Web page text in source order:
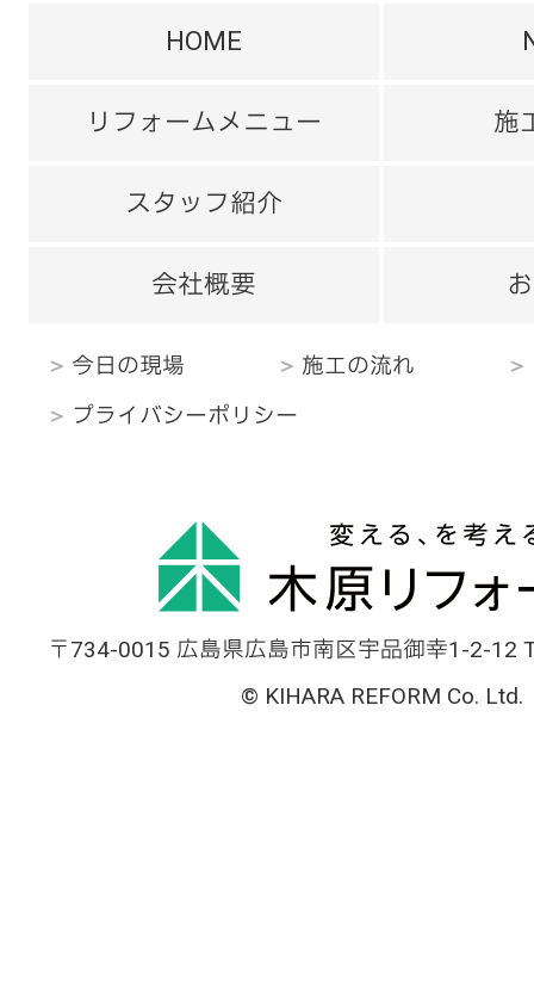
HOME
リフォームメニュー 施
スタッフ紹介
会社概要
今日の現場 施工の流れ
プライバシーポリシー
〒734-0015 広島県広島市南区宇品御幸1-2-12
© KIHARA REFORM Co. Ltd.